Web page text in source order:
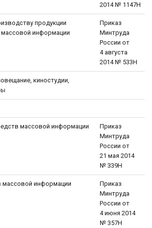
2014 № 1147Н
продукции
информации
Приказ
Минтруда
России от
4 августа
2014 № 533Н
киностудии,
массовой информации
Приказ
Минтруда
России от
21 мая 2014
№ 339Н
массовой информации
Приказ
Минтруда
России от
4 июня 2014
№ 357Н